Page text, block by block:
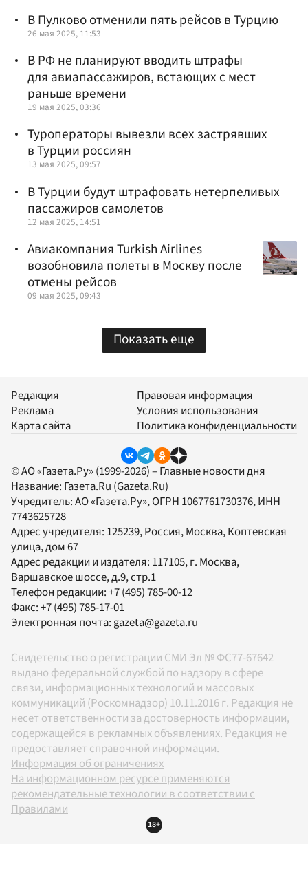
В Пулково отменили пять рейсов в Турцию
26 мая 2025, 11:53
В РФ не планируют вводить штрафы
для авиапассажиров, встающих с мест
раньше времени
19 мая 2025, 03:36
Туроператоры вывезли всех застрявших
в Турции россиян
13 мая 2025, 09:57
В Турции будут штрафовать нетерпеливых
пассажиров самолетов
12 мая 2025, 14:51
Авиакомпания Turkish Airlines
возобновила полеты в Москву после
отмены рейсов
09 мая 2025, 09:43
Показать еще
Редакция
Реклама
Карта сайта
Правовая информация
Условия использования
Политика конфиденциальности
© АО «Газета.Ру» (1999-2026) – Главные новости дня
Название: Газета.Ru (Gazeta.Ru)
Учредитель:АО «Газета.Ру», ОГРН 1067761730376, ИНН
7743625728
Адрес учредителя: 125239, Россия, Москва, Коптевская
улица, дом 67
Адрес редакции и издателя: 117105, г. Москва,
Варшавское шоссе, д.9, стр.1
Телефон редакции:+7 (495) 785-00-12
Факс:+7 (495) 785-17-01
Электронная почта:gazeta@gazeta.ru
Свидетельство о регистрации СМИ Эл № ФС77-67642
выдано федеральной службой по надзору в сфере
связи, информационных технологий и массовых
коммуникаций (Роскомнадзор) 10.11.2016 г. Редакция не
несет ответственности за достоверность информации,
содержащейся в рекламных объявлениях. Редакция не
предоставляет справочной информации.
Информация об ограничениях
На информационном ресурсе применяются
рекомендательные технологии в соответствии с
Правилами
18+